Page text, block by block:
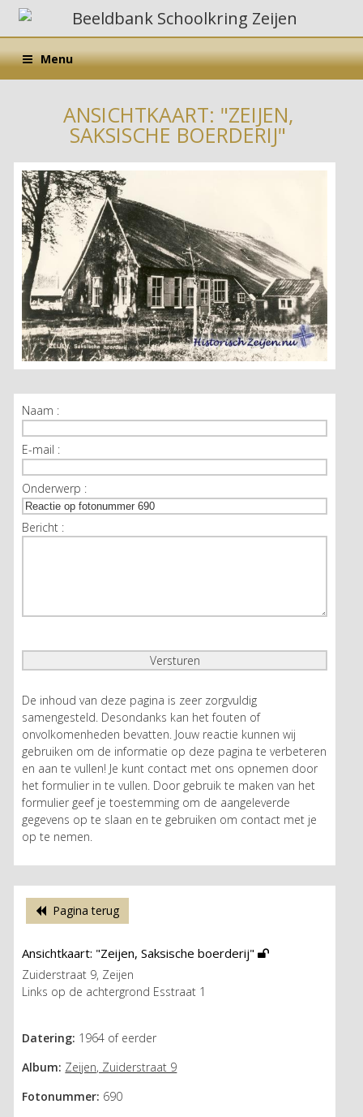
Menu
ANSICHTKAART: "ZEIJEN,
SAKSISCHE BOERDERIJ"
Naam :
E-mail :
Onderwerp :
Bericht :
De inhoud van deze pagina is zeer zorgvuldig
samengesteld. Desondanks kan het fouten of
onvolkomenheden bevatten. Jouw reactie kunnen wij
gebruiken om de informatie op deze pagina te verbeteren
en aan te vullen! Je kunt contact met ons opnemen door
het formulier in te vullen. Door gebruik te maken van het
formulier geef je toestemming om de aangeleverde
gegevens op te slaan en te gebruiken om contact met je
op te nemen.
Pagina terug
Ansichtkaart: "Zeijen, Saksische boerderij"
Zuiderstraat 9, Zeijen
Links op de achtergrond Esstraat 1
Datering: 1964 of eerder
Album: Zeijen, Zuiderstraat 9
Fotonummer: 690